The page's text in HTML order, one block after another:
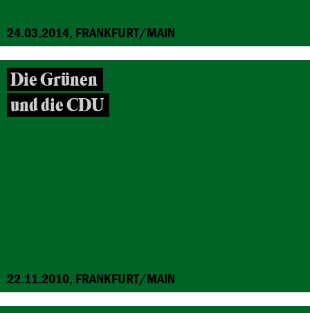
24.03.2014, FRANKFURT/MAIN
Die Grünen
und die CDU
22.11.2010, FRANKFURT/MAIN